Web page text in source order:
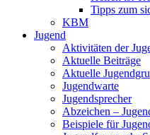
Tipps zum
KBM
Jugend
Aktivitäten der
Aktuelle Beiträge
Aktuelle
Jugendwarte
Jugendsprecher
Abzeichen –
Beispiele für